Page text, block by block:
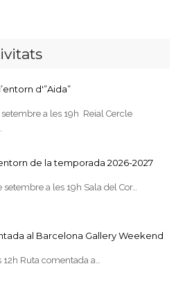
d'”Aida”
a les 19h Reial Cercle
de la temporada 2026-2027
setembre a les 19h Sala del Cor…
al Barcelona Gallery Weekend
12h Ruta comentada a…